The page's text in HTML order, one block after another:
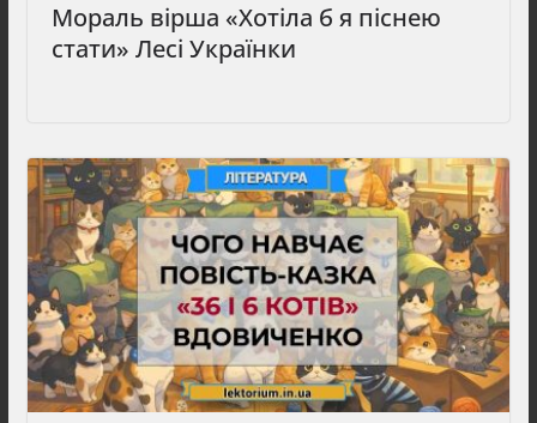
Мораль вірша «Хотіла б я піснею
стати» Лесі Українки